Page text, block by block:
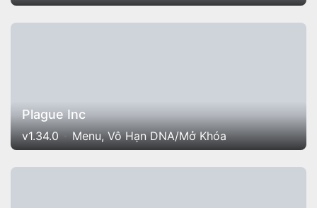
Plague Inc
v1.34.0 Menu, Vô Hạn DNA/Mở Khóa